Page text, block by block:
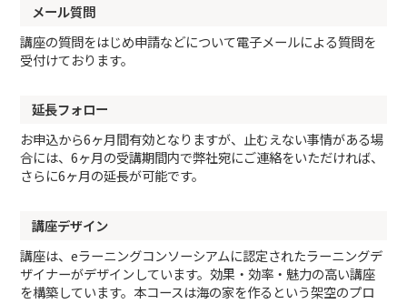
メール質問
講座の質問をはじめ申請などについて電子メールによる質問を
受付けております。
延長フォロー
お申込から6ヶ月間有効となりますが、止むえない事情がある場
合には、6ヶ月の受講期間内で弊社宛にご連絡をいただければ、
さらに6ヶ月の延長が可能です。
講座デザイン
講座は、eラーニングコンソーシアムに認定されたラーニングデ
ザイナーがデザインしています。効果・効率・魅力の高い講座
を構築しています。本コースは海の家を作るという架空のプロ